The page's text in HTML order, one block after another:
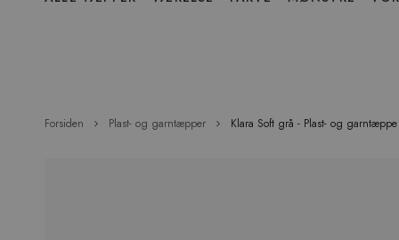
Forsiden Plast- og garntæpper Klara Soft grå - Plast- og garntæppe